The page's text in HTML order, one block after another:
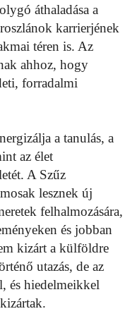
áthaladása a
karrierjének
téren is. Az
ahhoz, hogy
forradalmi
a tanulás, a
az élet
A Szűz
lesznek új
felhalmozására,
és jobban
kizárt a külföldre
utazás, de az
és hiedelmeikkel